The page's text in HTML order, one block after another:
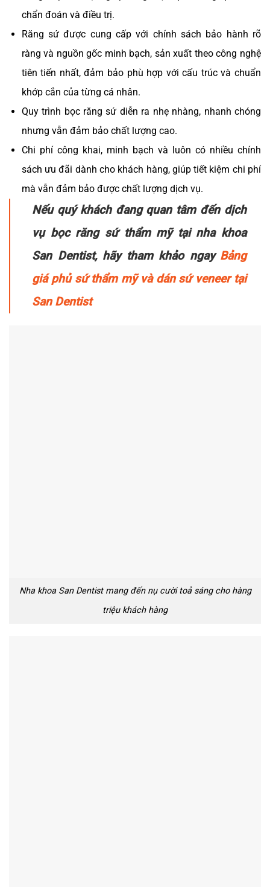
chẩn đoán và điều trị.
Răng sứ được cung cấp với chính sách bảo hành rõ
ràng và nguồn gốc minh bạch, sản xuất theo công nghệ
tiên tiến nhất, đảm bảo phù hợp với cấu trúc và chuẩn
khớp cắn của từng cá nhân.
Quy trình bọc răng sứ diễn ra nhẹ nhàng, nhanh chóng
nhưng vẫn đảm bảo chất lượng cao.
Chi phí công khai, minh bạch và luôn có nhiều chính
sách ưu đãi dành cho khách hàng, giúp tiết kiệm chi phí
mà vẫn đảm bảo được chất lượng dịch vụ.
Nếu quý khách đang quan tâm đến dịch
vụ bọc răng sứ thẩm mỹ tại nha khoa
San Dentist, hãy tham khảo ngay Bảng
giá phủ sứ thẩm mỹ và dán sứ veneer tại
San Dentist
Nha khoa San Dentist mang đến nụ cười toả sáng cho hàng
triệu khách hàng